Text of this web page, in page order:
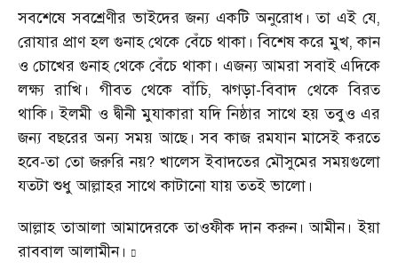
সবশেষে সবশ্রেণীর ভাইদের জন্য একটি অনুরোধ। তা এই যে,
রোযার প্রাণ হল গুনাহ থেকে বেঁচে থাকা। বিশেষ করে মুখ, কান
ও চোখের গুনাহ থেকে বেঁচে থাকা। এজন্য আমরা সবাই এদিকে
লক্ষ্য রাখি। গীবত থেকে বাঁচি, ঝগড়া-বিবাদ থেকে বিরত
থাকি। ইলমী ও দ্বীনী মুযাকারা যদি নিষ্ঠার সাথে হয় তবুও এর
জন্য বছরের অন্য সময় আছে। সব কাজ রমযান মাসেই করতে
হবে-তা তো জরুরি নয়? খালেস ইবাদতের মৌসুমের সময়গুলো
যতটা শুধু আল্লাহর সাথে কাটানো যায় ততই ভালো।
আল্লাহ তাআলা আমাদেরকে তাওফীক দান করুন। আমীন। ইয়া
রাববাল আলামীন।
